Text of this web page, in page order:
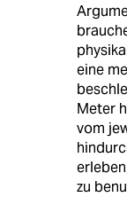
eine
Meter
vom
zu